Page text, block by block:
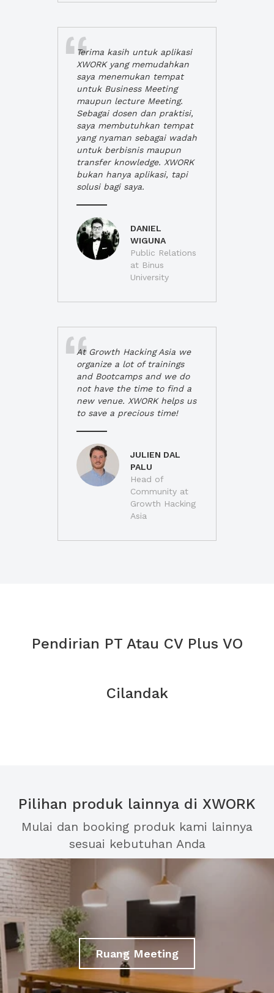
Terima kasih untuk aplikasi
XWORK yang memudahkan
saya menemukan tempat
untuk Business Meeting
maupun lecture Meeting.
Sebagai dosen dan praktisi,
saya membutuhkan tempat
yang nyaman sebagai wadah
untuk berbisnis maupun
transfer knowledge. XWORK
bukan hanya aplikasi, tapi
solusi bagi saya.
DANIEL
WIGUNA
Public Relations
at Binus
University
At Growth Hacking Asia we
organize a lot of trainings
and Bootcamps and we do
not have the time to find a
new venue. XWORK helps us
to save a precious time!
JULIEN DAL
PALU
Head of
Community at
Growth Hacking
Asia
Pendirian PT Atau CV Plus VO
Cilandak
Pilihan produk lainnya di XWORK
Mulai dan booking produk kami lainnya
sesuai kebutuhan Anda
Ruang Meeting